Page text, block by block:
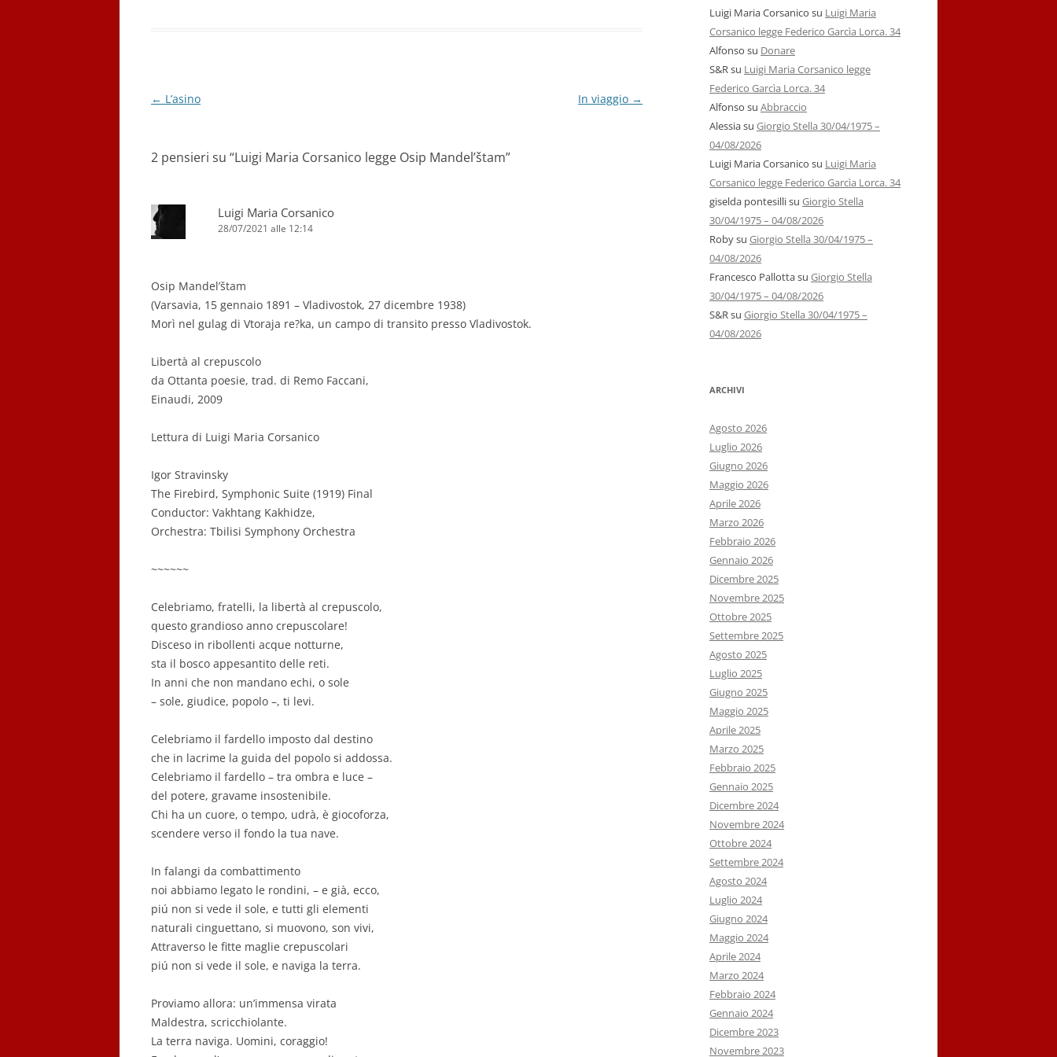
Navigazione
← L’asino In viaggio →
2 pensieri su “Luigi Maria Corsanico legge Osip Mandel’štam”
Luigi Maria Corsanico
28/07/2021 alle 12:14
Osip Mandel’štam
(Varsavia, 15 gennaio 1891 – Vladivostok, 27 dicembre 1938)
Morì nel gulag di Vtoraja re?ka, un campo di transito presso Vladivostok.
Libertà al crepuscolo
da Ottanta poesie, trad. di Remo Faccani,
Einaudi, 2009
Lettura di Luigi Maria Corsanico
Igor Stravinsky
The Firebird, Symphonic Suite (1919) Final
Conductor: Vakhtang Kakhidze,
Orchestra: Tbilisi Symphony Orchestra
~~~~~~
Celebriamo, fratelli, la libertà al crepuscolo,
questo grandioso anno crepuscolare!
Disceso in ribollenti acque notturne,
sta il bosco appesantito delle reti.
In anni che non mandano echi, o sole
– sole, giudice, popolo –, ti levi.
Celebriamo il fardello imposto dal destino
che in lacrime la guida del popolo si addossa.
Celebriamo il fardello – tra ombra e luce –
del potere, gravame insostenibile.
Chi ha un cuore, o tempo, udrà, è giocoforza,
scendere verso il fondo la tua nave.
In falangi da combattimento
noi abbiamo legato le rondini, – e già, ecco,
piú non si vede il sole, e tutti gli elementi
naturali cinguettano, si muovono, son vivi,
Attraverso le fitte maglie crepuscolari
piú non si vede il sole, e naviga la terra.
Proviamo allora: un’immensa virata
Maldestra, scricchiolante.
La terra naviga. Uomini, coraggio!
Luigi Maria Corsanico su Luigi Maria
Corsanico legge Federico Garcìa Lorca. 34
Alfonso su Donare
S&Rsu Luigi Maria Corsanico legge
Federico Garcìa Lorca. 34
Alfonso su Abbraccio
Alessiasu Giorgio Stella 30/04/1975 –
04/08/2026
Luigi Maria Corsanico su Luigi Maria
Corsanico legge Federico Garcìa Lorca. 34
giselda pontesillisu Giorgio Stella
30/04/1975 – 04/08/2026
Robysu Giorgio Stella 30/04/1975 –
04/08/2026
Francesco Pallottasu Giorgio Stella
30/04/1975 – 04/08/2026
S&Rsu Giorgio Stella 30/04/1975 –
04/08/2026
ARCHIVI
Agosto 2026
Luglio 2026
Giugno 2026
Maggio 2026
Aprile 2026
Marzo 2026
Febbraio 2026
Gennaio 2026
Dicembre 2025
Novembre 2025
Ottobre 2025
Settembre 2025
Agosto 2025
Luglio 2025
Giugno 2025
Maggio 2025
Aprile 2025
Marzo 2025
Febbraio 2025
Gennaio 2025
Dicembre 2024
Novembre 2024
Ottobre 2024
Settembre 2024
Agosto 2024
Luglio 2024
Giugno 2024
Maggio 2024
Aprile 2024
Marzo 2024
Febbraio 2024
Gennaio 2024
Dicembre 2023
Novembre 2023